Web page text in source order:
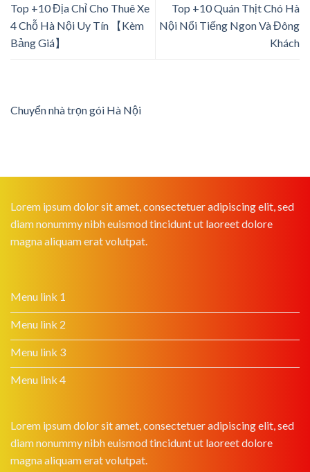
Top +10 Địa Chỉ Cho Thuê Xe
4 Chỗ Hà Nội Uy Tín 【Kèm
Bảng Giá】
Top +10 Quán Thịt Chó Hà
Nội Nổi Tiếng Ngon Và Đông
Khách
Chuyển nhà trọn gói Hà Nội
Lorem ipsum dolor sit amet, consectetuer adipiscing elit, sed
diam nonummy nibh euismod tincidunt ut laoreet dolore
magna aliquam erat volutpat.
Menu link 1
Menu link 2
Menu link 3
Menu link 4
Lorem ipsum dolor sit amet, consectetuer adipiscing elit, sed
diam nonummy nibh euismod tincidunt ut laoreet dolore
magna aliquam erat volutpat.